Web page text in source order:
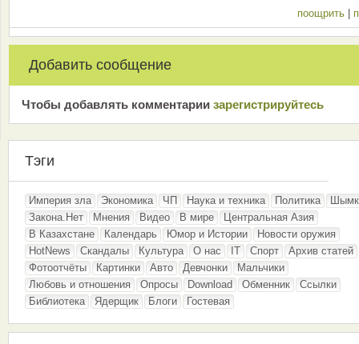
поощрить
Добавить сообщение
Чтобы добавлять комментарии зарeгиcтрирyйтeсь
Тэги
Империя зла Экономика ЧП Наука и техника Политика
Закона.Нет
Мнения Видео В мире
Центральная Азия
В Казахстане
Календарь Юмор и Истории
Новости оружия
HotNews
Скандалы Культура О нас IT Спорт
Архив статей
Фотоотчёты
Картинки Авто Девчонки
Мальчики
Любовь и отношения
Опросы Download Обменник
Ссылки
Библиотека
Ядерщик Блоги Гостевая